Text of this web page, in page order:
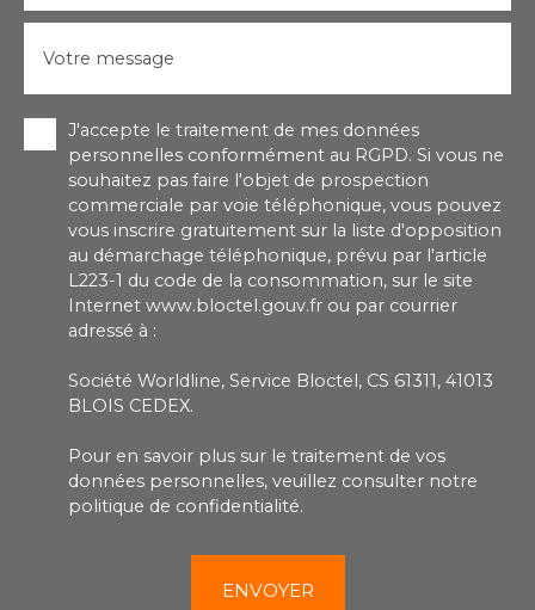
Votre message
J'accepte le traitement de mes données
personnelles conformément au RGPD. Si vous ne
souhaitez pas faire l'objet de prospection
commerciale par voie téléphonique, vous pouvez
vous inscrire gratuitement sur la liste d'opposition
au démarchage téléphonique, prévu par l'article
L223-1 du code de la consommation, sur le site
Internet www.bloctel.gouv.fr ou par courrier
adressé à :
Société Worldline, Service Bloctel, CS 61311, 41013
BLOIS CEDEX.
Pour en savoir plus sur le traitement de vos
données personnelles, veuillez consulter notre
politique de confidentialité.
ENVOYER